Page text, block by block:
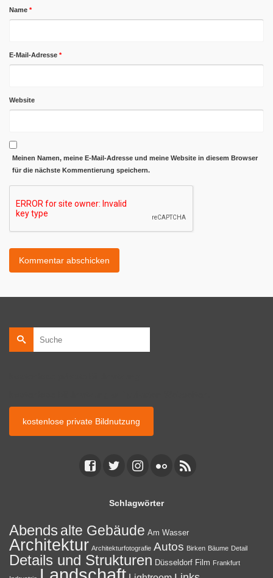
Name *
E-Mail-Adresse *
Website
Meinen Namen, meine E-Mail-Adresse und meine Website in diesem Browser
für die nächste Kommentierung speichern.
nach:
kostenlose private Bildnutzung
Schlagwörter
Abends alte Gebäude Am Wasser
Architektur Architekturfotografie Autos Birken Bäume Detail
Details und Strukturen Düsseldorf Film Frankfurt